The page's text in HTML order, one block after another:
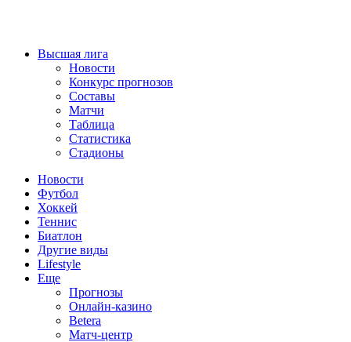
Высшая лига
Новости
Конкурс прогнозов
Составы
Матчи
Таблица
Статистика
Стадионы
Новости
Футбол
Хоккей
Теннис
Биатлон
Другие виды
Lifestyle
Еще
Прогнозы
Онлайн-казино
Betera
Матч-центр